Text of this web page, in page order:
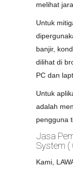
melihat
Untuk
banjir,
dilihat di
PC dan
Untuk
adalah
pengguna
Jasa
System (
Kami,